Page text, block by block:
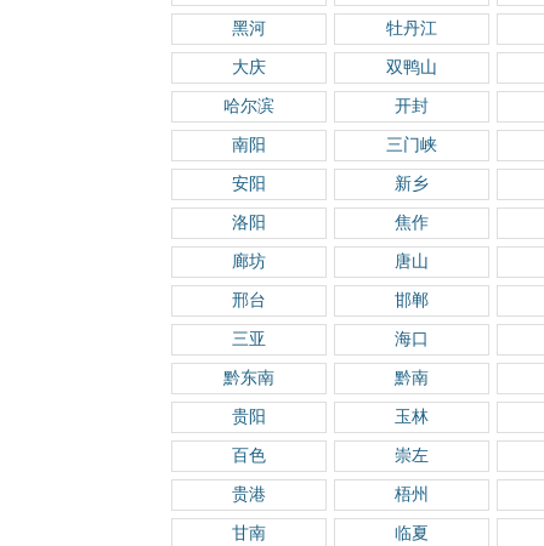
黑河 牡丹江
大庆 双鸭山
哈尔滨 开封
南阳 三门峡
安阳 新乡
洛阳 焦作
廊坊 唐山
邢台 邯郸
三亚 海口
黔东南 黔南
贵阳 玉林
百色 崇左
贵港 梧州
甘南 临夏